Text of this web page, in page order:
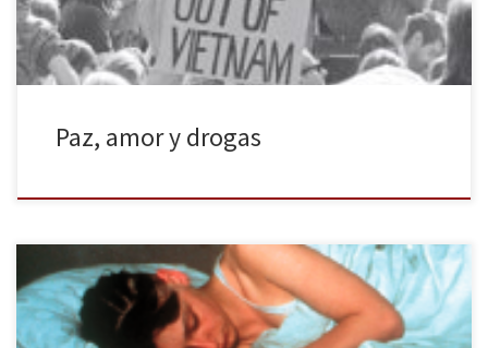
Paz, amor y drogas
Yo, Christiane F., mi segunda vida. Una autobiografía editado en